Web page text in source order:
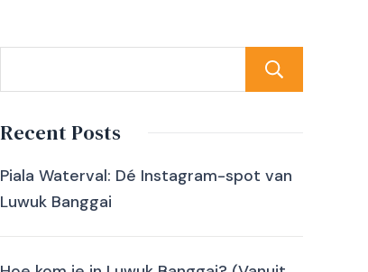
Recent Posts
Piala Waterval: Dé Instagram-spot van
Luwuk Banggai